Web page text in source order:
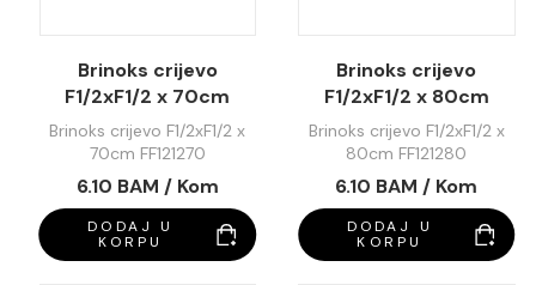
Brinoks crijevo
F1/2xF1/2 x 70cm
FF121270
Brinoks crijevo F1/2xF1/2 x
70cm FF121270
6.10 BAM / Kom
DODAJ U
KORPU
Brinoks crijevo
F1/2xF1/2 x 80cm
FF121280
Brinoks crijevo F1/2xF1/2 x
80cm FF121280
6.10 BAM / Kom
DODAJ U
KORPU